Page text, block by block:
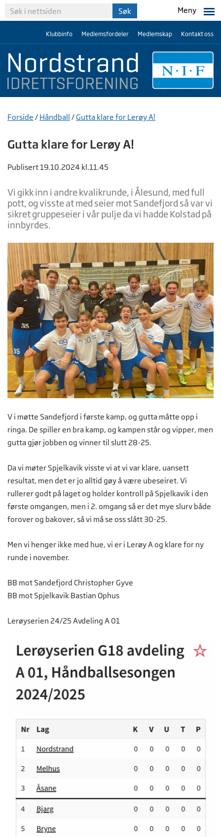
Meny
Klubbinfo Medlemsfordeler Medlemskap Kontakt oss
Forside / Håndball /Gutta klare for Lerøy A!
Gutta klare for Lerøy A!
Publisert 19.10.2024 kl.11.45
Vi gikk inn i andre kvalikrunde, i Ålesund, med full
pott, og visste at med seier mot Sandefjord så var vi
sikret gruppeseier i vår pulje da vi hadde Kolstad på
innbyrdes.
V i møtte Sandefjord i første kamp, og gutta måtte opp i
ringa. De spiller en bra kamp, og kampen står og vipper, men
gutta gjør jobben og vinner til slutt 28-25.
Da vi møter Spjelkavik visste vi at vi var klare, uansett
resultat, men det er jo alltid gøy å være ubeseiret. Vi
rullerer godt på laget og holder kontroll på Spjelkavik i den
første omgangen, men i 2. omgang så er det mye slurv både
forover og bakover, så vi må se oss slått 30-25.
Men vi henger ikke med hue, vi er i Lerøy A og klare for ny
runde i november.
BB mot Sandefjord Christopher Gyve
BB mot Spjelkavik Bastian Ophus
Lerøyserien 24/25 Avdeling A 01